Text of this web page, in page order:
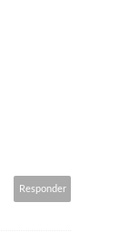
Responder